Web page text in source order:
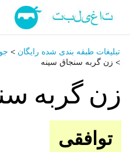
تبلیغات طبقه بندی شده رایگان >
> زن گربه سنجاق سینه
زن گربه
توافقی